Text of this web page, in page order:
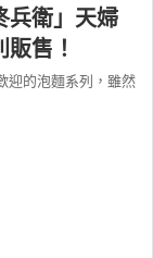
兵衛」天婦
售！
迎的泡麵系列，雖然